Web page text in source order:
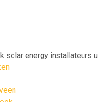
solar energy installateurs